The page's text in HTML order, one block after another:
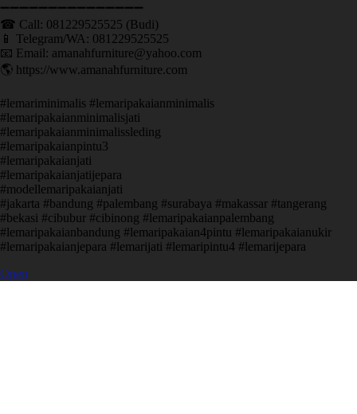
➖➖➖➖➖➖➖➖➖➖➖➖➖➖➖ ㅤ
☎ Call: 081229525525 (Budi)
📱 Telegram/WA: 081229525525
📧 Email: amanahfurniture@yahoo.com
🌎 https://www.amanahfurniture.com
#lemariminimalis #lemaripakaianminimalis
#lemaripakaianminimalisjati
#lemaripakaianminimalissleding
#lemaripakaianpintu3
#lemaripakaianjati
#lemaripakaianjatijepara
#modellemaripakaianjati
#jakarta #bandung #palembang #surabaya #makassar #tangerang
#bekasi #cibubur #cibinong #lemaripakaianpalembang
#lemaripakaianbandung #lemaripakaian4pintu #lemaripakaianukir
#lemaripakaianjepara #lemarijati #lemaripintu4 #lemarijepara
Open